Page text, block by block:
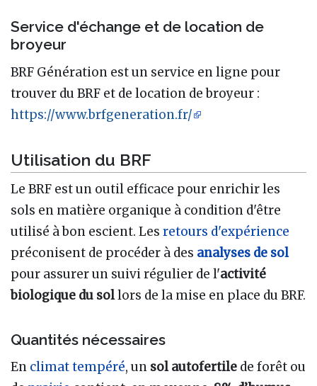
Service d'échange et de location de
broyeur
BRF Génération est un service en ligne pour
trouver du BRF et de location de broyeur :
https://www.brfgeneration.fr/
Utilisation du BRF
Le BRF est un outil efficace pour enrichir les
sols en matière organique à condition d'être
utilisé à bon escient. Les retours d'expérience
préconisent de procéder à des analyses de sol
pour assurer un suivi régulier de l'activité
biologique du sollors de la mise en place du BRF.
Quantités nécessaires
En climat tempéré, un sol autofertile de forêt ou